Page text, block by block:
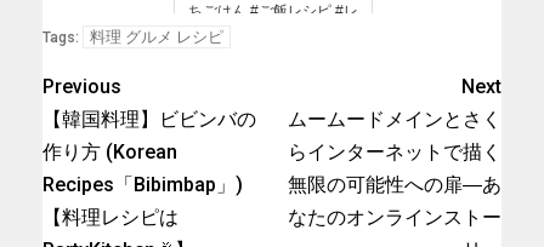
ちごはん #ご飯レシピ #レ
シピ動画 #簡単レシピ #レ
Tags: 料理 グルメ レシピ
Previous
【韓国料理】ビビンバの
作り方 (Korean
Recipes「Bibimbap」)
【料理レシピは
Next
ムームードメインとさく
らインターネットで描く
無限の可能性への扉―あ
なたのオンラインストー